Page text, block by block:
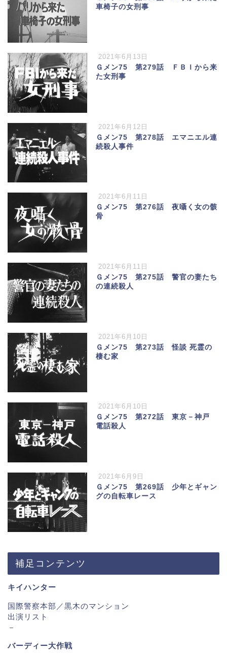
車椅子の女刑事
2021年6月13日
Ｇメン75 第279話 ＦＢＩから来
た女刑事
2021年6月12日
Ｇメン75 第278話 エマニエル連
続殺人事件
2021年6月11日
Ｇメン75 第276話 夜囁く女の骸
骨
2021年6月11日
Ｇメン75 第275話 警官の妻たち
の連続殺人
2021年6月10日
Ｇメン75 第273話 怪談 死霊の
棲む家
2021年6月10日
Ｇメン75 第272話 東京－神戸
電話殺人
2021年6月9日
Ｇメン75 第269話 少年とギャン
グの自転車レース
補足コンテンツ
キイハンター
国際警察本部／黒木のマンション
出演リスト
－
バーディー大作戦